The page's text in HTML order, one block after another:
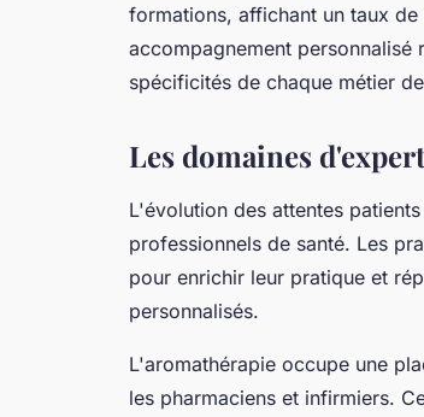
formations, affichant un taux
accompagnement personnalisé
spécificités de chaque métier
Les domaines
L'évolution des attentes
professionnels de santé. Les
pour enrichir leur pratique et
personnalisés.
L'aromathérapie occupe une
les pharmaciens et infirmiers.